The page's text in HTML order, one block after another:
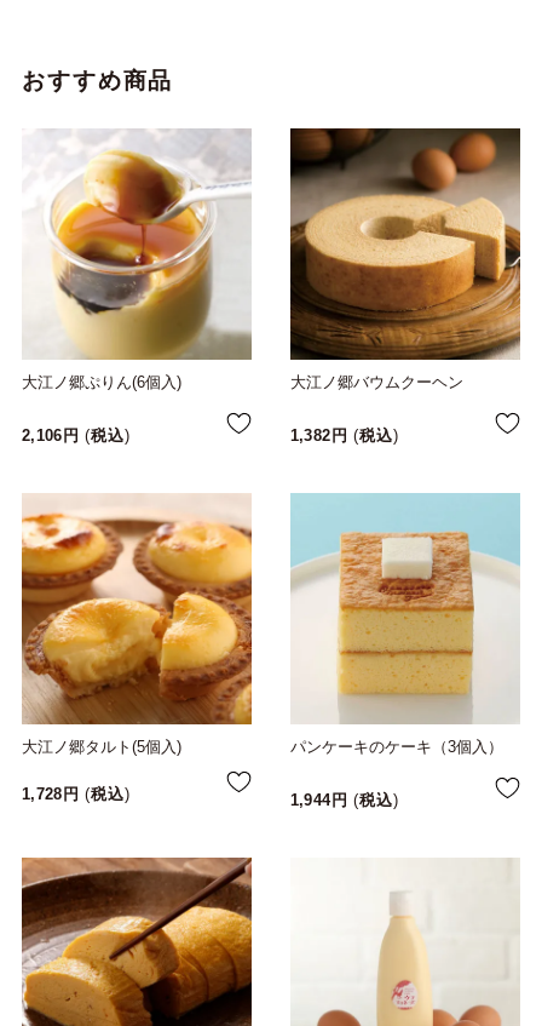
おすすめ商品
大江ノ郷ぷりん(6個入)
2,106 税込
大江ノ郷バウムクーヘン
1,382 税込
大江ノ郷タルト(5個入)
1,728 税込
パンケーキのケーキ（3個入）
1,944 税込